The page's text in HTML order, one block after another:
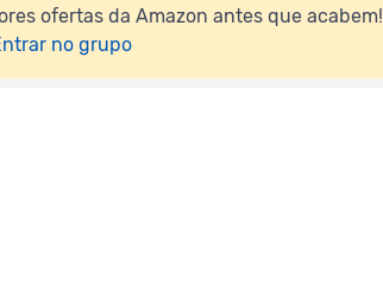
ofertas da Amazon antes que acabem!
no grupo